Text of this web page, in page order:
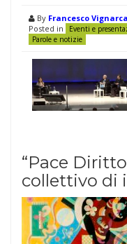
By Francesco Vignarca
Posted in
Eventi e
Parole e notizie
“Pace
collettivo di